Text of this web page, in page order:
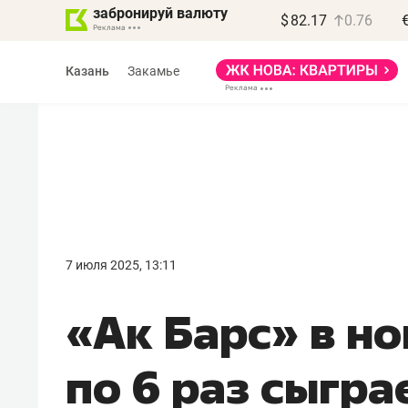
забронируй валюту $ 82.17 0.76
Казань Закамье
7 июля 2025, 13:11
«Ак Барс» в
по 6 раз
правил, бизнес может
потерять минимум